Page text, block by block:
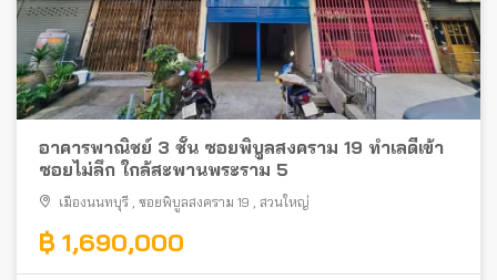
อาคารพาณิชย์ 3 ชั้น ซอยพิบูลสงคราม 19 ทำเลดีเข้า
ซอยไม่ลึก ใกล้สะพานพระราม 5
เมืองนนทบุรี , ซอยพิบูลสงคราม 19 , สวนใหญ่
฿ 1,690,000